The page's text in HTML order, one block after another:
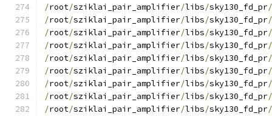
/root/sziklai_pair_amplifier/libs/sky130_fd_pr/
/root/sziklai_pair_amplifier/libs/sky130_fd_pr/
/root/sziklai_pair_amplifier/libs/sky130_fd_pr/
/root/sziklai_pair_amplifier/libs/sky130_fd_pr/
/root/sziklai_pair_amplifier/libs/sky130_fd_pr/
/root/sziklai_pair_amplifier/libs/sky130_fd_pr/
/root/sziklai_pair_amplifier/libs/sky130_fd_pr/
/root/sziklai_pair_amplifier/libs/sky130_fd_pr/
/root/sziklai_pair_amplifier/libs/sky130_fd_pr/